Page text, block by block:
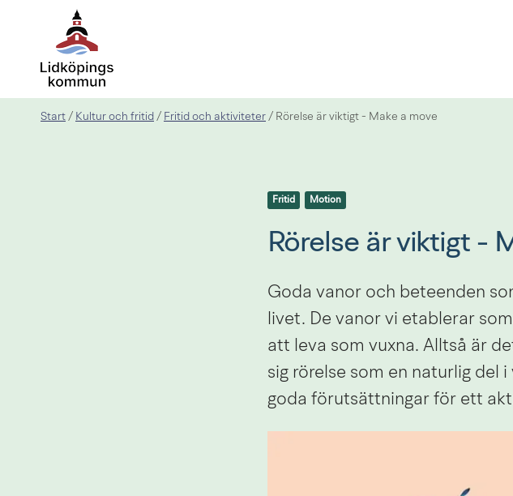
Start / Kultur och fritid / Fritid och aktiviteter / Rörelse är viktigt - Make a move
Fritid Motion
Rörelse är viktigt -
Goda vanor och beteenden
livet. De vanor vi etablerar
att leva som vuxna. Alltså är
sig rörelse som en naturlig del
goda förutsättningar för ett